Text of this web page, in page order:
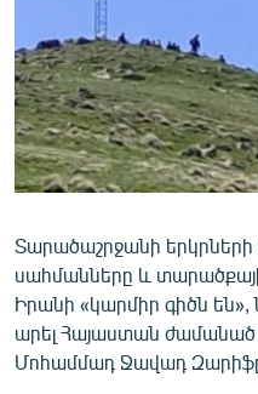
ՍՊՈՐՏ
ՄԵԿՆԱԲԱՆՈՒԹՅՈՒՆ
ՏՏ ԵՒ ԻՆՏԵՐՆԵՏ
ԿՈՐՈՆԱՎԻՐՈՒՍ
ՏԵՍԱՆՅՈՒԹԵՐ
ԲԱՆԱՎԵՃ
ՁԳՏԵԼՈՎ ԼԱՎԱԳՈՒՅՆԻՆ
ՓՈԴՔԱՍԹ
Տարածաշրջանի
սահմանները և
Իրանի «կարմիր գիծն են»,
արել Հայաստան
Մոհամմադ Ջավադ